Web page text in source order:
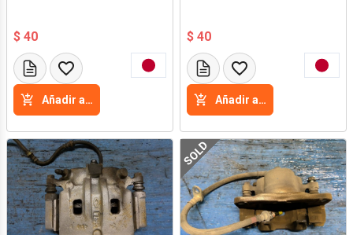
$ 40
Añadir a la cesta
$ 40
Añadir a la cesta
SOLD